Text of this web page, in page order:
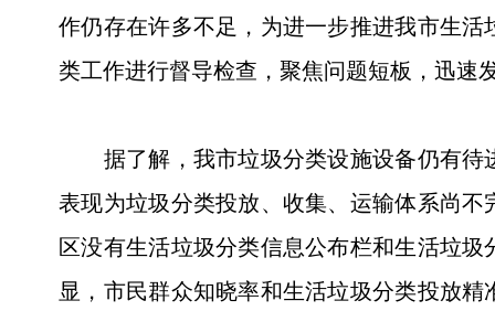
作仍存在许多不足，为进一步推进我市生
类工作进行督导检查，聚焦问题短板，迅速
据了解，我市垃圾分类设施设备仍有待
表现为垃圾分类投放、收集、运输体系尚
区没有生活垃圾分类信息公布栏和生活垃
显，市民群众知晓率和生活垃圾分类投放